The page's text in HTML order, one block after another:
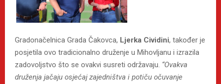
Gradonačelnica Grada Čakovca, Ljerka Cividini, također je
posjetila ovo tradicionalno druženje u Mihovljanu i izrazila
zadovoljstvo što se ovakvi susreti održavaju. “Ovakva
druženja jačaju osjećaj zajedništva i potiču očuvanje